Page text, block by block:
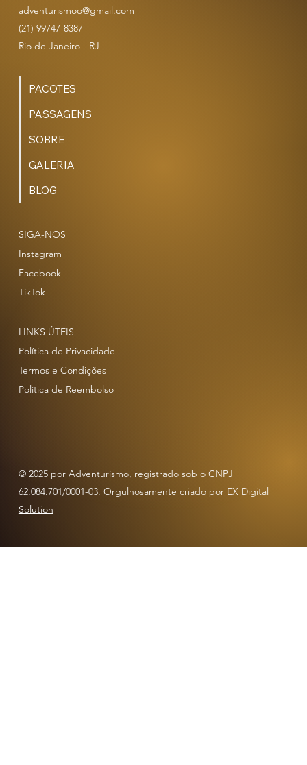
© 2025 por Adventurismo, registrado sob o CNPJ
62.084.701/0001-03. Orgulhosamente criado por EX Digital
Solution
adventurismoo@gmail.com
(21) 99747-8387
Rio de Janeiro - RJ
SIGA-NOS
Instagram
Facebook
TikTok
PACOTES
PASSAGENS
SOBRE
GALERIA
BLOG
LINKS ÚTEIS
Política de Privacidade
Termos e Condições
Política de Reembolso